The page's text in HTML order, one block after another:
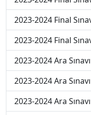
2023-2024 Final
2023-2024 Final
2023-2024 Ara
2023-2024 Ara
2023-2024 Ara